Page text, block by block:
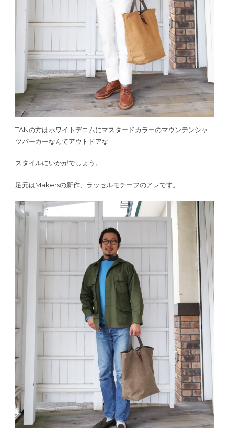
TANの方はホワイトデニムにマスタードカラーのマウンテンシャ
ツパーカーなんてアウトドアな
スタイルにいかがでしょう。
足元はMakersの新作、ラッセルモチーフのアレです。